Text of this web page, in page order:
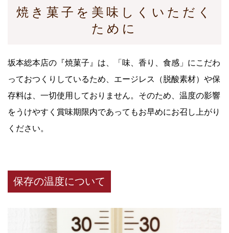
焼き菓子を美味しくいただく
ために
坂本総本店の『焼菓子』は、「味、香り、食感」にこだわ
っておつくりしているため、エージレス（脱酸素材）や保
存料は、一切使用しておりません。そのため、温度の影響
をうけやすく賞味期限内であってもお早めにお召し上がり
ください。
保存の温度について